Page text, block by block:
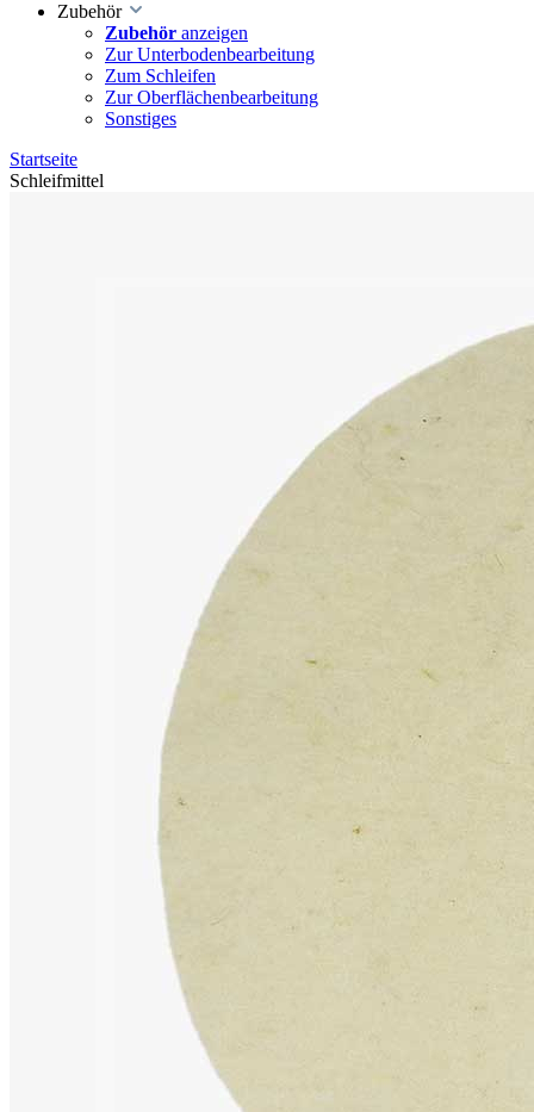
Zubehör
Zubehör anzeigen
Zur Unterbodenbearbeitung
Zum Schleifen
Zur Oberflächenbearbeitung
Sonstiges
Startseite
Schleifmittel